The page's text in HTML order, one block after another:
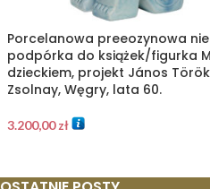
Porcelanowa preeozynowa
podpórka do książek/figurka
dzieckiem, projekt János
Zsolnay, Węgry, lata 60.
3.200,00zł